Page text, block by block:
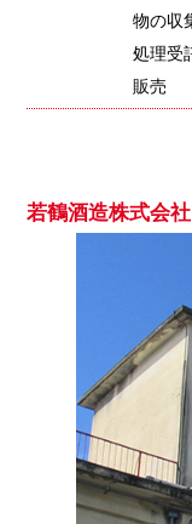
物の収
処理受
販売
若鶴酒造株式会社